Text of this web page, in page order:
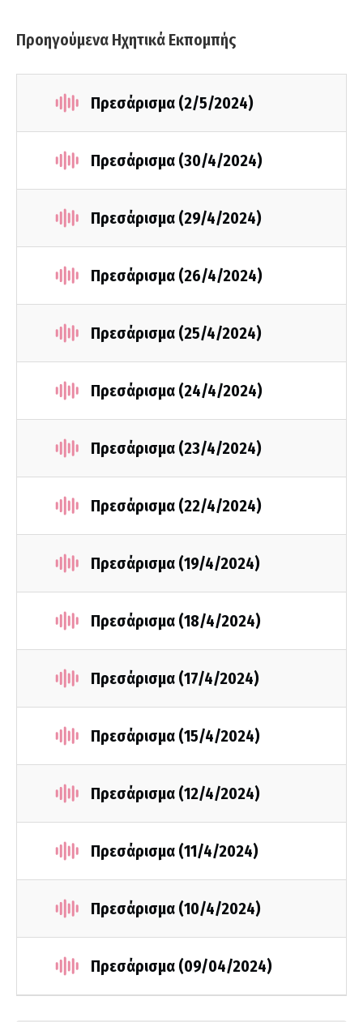
Προηγούμενα Ηχητικά Εκπομπής
Πρεσάρισμα (2/5/2024)
Πρεσάρισμα (30/4/2024)
Πρεσάρισμα (29/4/2024)
Πρεσάρισμα (26/4/2024)
Πρεσάρισμα (25/4/2024)
Πρεσάρισμα (24/4/2024)
Πρεσάρισμα (23/4/2024)
Πρεσάρισμα (22/4/2024)
Πρεσάρισμα (19/4/2024)
Πρεσάρισμα (18/4/2024)
Πρεσάρισμα (17/4/2024)
Πρεσάρισμα (15/4/2024)
Πρεσάρισμα (12/4/2024)
Πρεσάρισμα (11/4/2024)
Πρεσάρισμα (10/4/2024)
Πρεσάρισμα (09/04/2024)